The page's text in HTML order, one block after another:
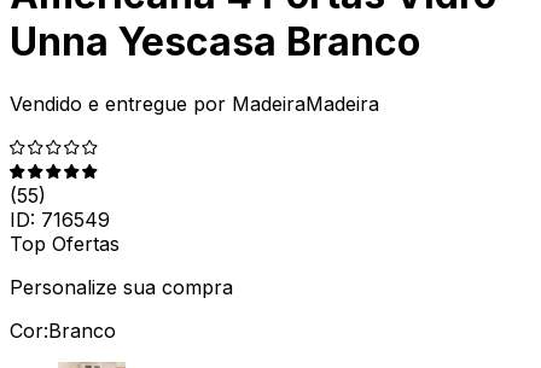
Unna Yescasa Branco
Vendido e entregue por MadeiraMadeira
(55)
ID: 716549
Top Ofertas
Personalize sua compra
Cor:Branco